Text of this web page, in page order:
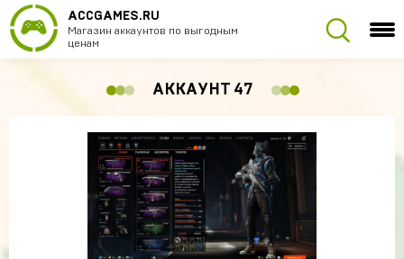
ACCGAMES.RU
Магазин аккаунтов по выгодным
ценам
АККАУНТ 47